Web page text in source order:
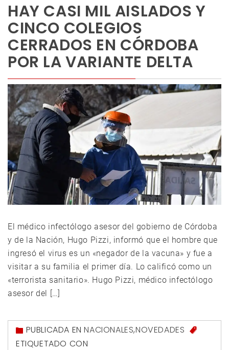
HAY CASI MIL AISLADOS Y
CINCO COLEGIOS
CERRADOS EN CÓRDOBA
POR LA VARIANTE DELTA
El médico infectólogo asesor del gobierno de Córdoba
y de la Nación, Hugo Pizzi, informó que el hombre que
ingresó el virus es un «negador de la vacuna» y fue a
visitar a su familia el primer día. Lo calificó como un
«terrorista sanitario». Hugo Pizzi, médico infectólogo
asesor del […]
PUBLICADA ENNACIONALES,NOVEDADES
ETIQUETADO CON